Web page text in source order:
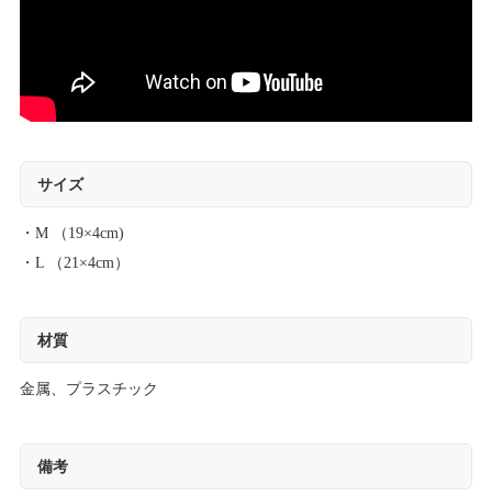
サイズ
・M （19×4cm)
・L （21×4cm）
材質
金属、プラスチック
備考